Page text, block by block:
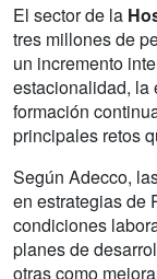
El sector de la
tres millones de
un incremento
estacionalidad, la
formación
principales retos
Según Adecco,
en estrategias de
condiciones
planes de
otras como